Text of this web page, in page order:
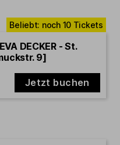
DECKER - St.
9]
Jetzt buchen